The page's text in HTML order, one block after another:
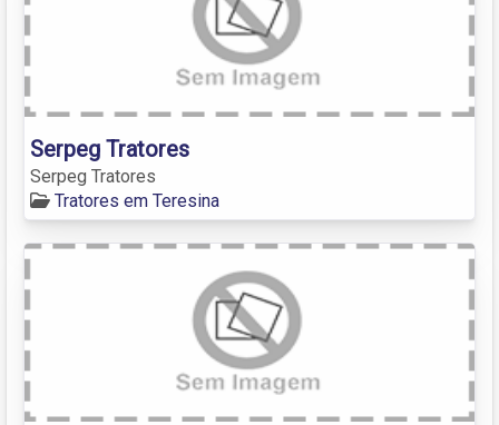
Serpeg Tratores
Serpeg Tratores
Tratores em Teresina